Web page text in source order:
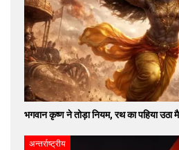
भगवान कृष्ण ने तोड़ा नियम, रथ का पहिया उठा
अन्तर्राष्ट्रीय